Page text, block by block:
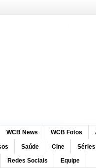
WCB News WCB Fotos
Saúde Cine Séries
Redes Sociais Equipe